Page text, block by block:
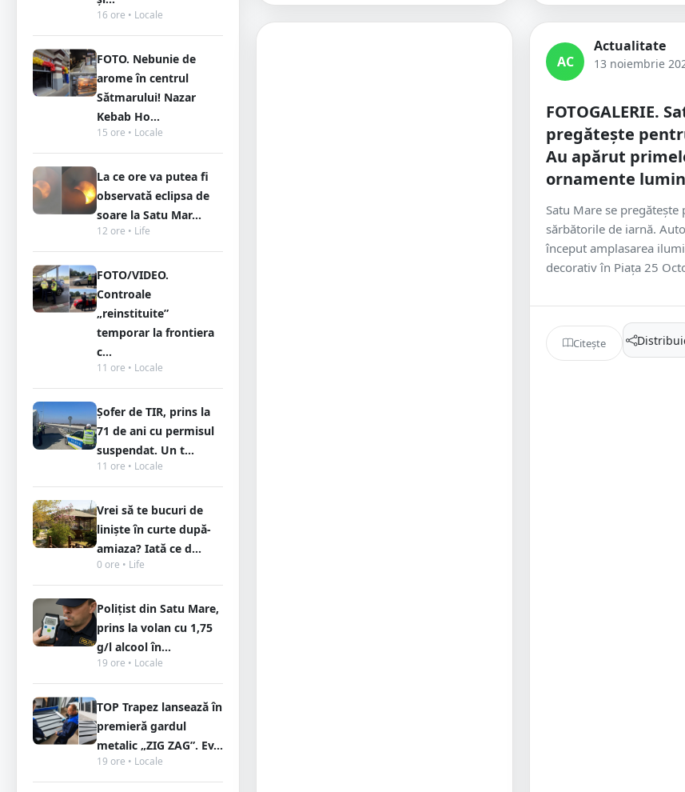
16 ore • Locale
FOTO. Nebunie de
arome în centrul
Sătmarului! Nazar
Kebab Ho...
15 ore • Locale
La ce ore va putea fi
observată eclipsa de
soare la Satu Mar...
12 ore • Life
FOTO/VIDEO.
Controale
„reinstituite”
temporar la frontiera
c...
11 ore • Locale
Șofer de TIR, prins la
71 de ani cu permisul
suspendat. Un t...
11 ore • Locale
Vrei să te bucuri de
liniște în curte după-
amiaza? Iată ce d...
0 ore • Life
Polițist din Satu Mare,
prins la volan cu 1,75
g/l alcool în...
19 ore • Locale
TOP Trapez lansează în
premieră gardul
metalic „ZIG ZAG”. Ev...
19 ore • Locale
AC
Actualitate
13 noiembrie
FOTOGALERIE.
pregătește
Au apărut
ornamente
Satu Mare se pregătește
sărbătorile de iarnă.
început amplasarea
decorativ în Piața 25
Citește